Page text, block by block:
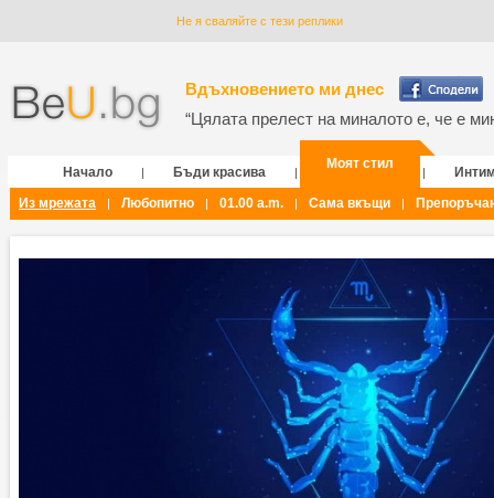
Не я сваляйте с тези реплики
Вдъхновението ми днес
“Цялата прелест на миналото е, че е
Начало | Бъди красива |
Моят стил
|
Из мрежата
| Любопитно | 01.00 a.m. | Сама вкъщи |